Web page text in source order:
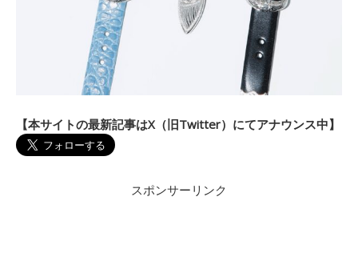
【本サイトの最新記事はX（旧Twitter）にてアナウンス中】
スポンサーリンク